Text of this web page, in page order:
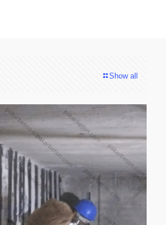
Show all